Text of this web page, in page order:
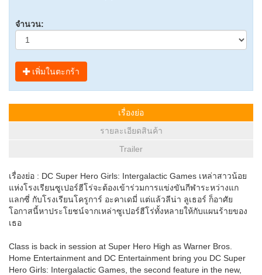
จำนวน:
เพิ่มในตะกร้า
เรื่องย่อ
รายละเอียดสินค้า
Trailer
เรื่องย่อ : DC Super Hero Girls: Intergalactic Games เหล่าสาวน้อย
แห่งโรงเรียนซูเปอร์ฮีโร่จะต้องเข้าร่วมการแข่งขันกีฬาระหว่างแก
แลกซี่ กับโรงเรียนโครูการ์ อะคาเดมี่ แต่แล้วลีน่า ลูเธอร์ ก็อาศัย
โอกาสนี้หาประโยชน์จากเหล่าซูเปอร์ฮีโร่ทั้งหลายให้กับแผนร้ายของ
เธอ
Class is back in session at Super Hero High as Warner Bros.
Home Entertainment and DC Entertainment bring you DC Super
Hero Girls: Intergalactic Games, the second feature in the new,